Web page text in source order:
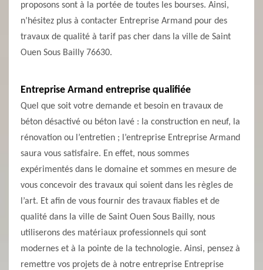
proposons sont à la portée de toutes les bourses. Ainsi,
n’hésitez plus à contacter Entreprise Armand pour des
travaux de qualité à tarif pas cher dans la ville de Saint
Ouen Sous Bailly 76630.
Entreprise Armand entreprise qualifiée
Quel que soit votre demande et besoin en travaux de
béton désactivé ou béton lavé : la construction en neuf, la
rénovation ou l’entretien ; l’entreprise Entreprise Armand
saura vous satisfaire. En effet, nous sommes
expérimentés dans le domaine et sommes en mesure de
vous concevoir des travaux qui soient dans les règles de
l’art. Et afin de vous fournir des travaux fiables et de
qualité dans la ville de Saint Ouen Sous Bailly, nous
utiliserons des matériaux professionnels qui sont
modernes et à la pointe de la technologie. Ainsi, pensez à
remettre vos projets de à notre entreprise Entreprise